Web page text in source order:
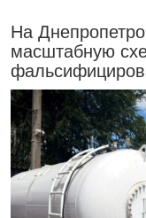
На
масштабную